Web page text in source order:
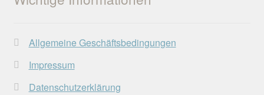
Allgemeine Geschäftsbedingungen
Impressum
Datenschutzerklärung